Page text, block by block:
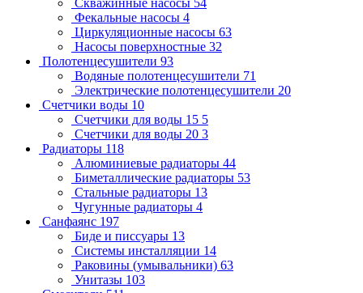
Скважинные насосы 54
Фекальные насосы 4
Циркуляционные насосы 63
Насосы поверхностные 32
Полотенцесушители 93
Водяные полотенцесушители 71
Электрические полотенцесушители 20
Счетчики воды 10
Счетчики для воды 15 5
Счетчики для воды 20 3
Радиаторы 118
Алюминиевые радиаторы 44
Биметаллические радиаторы 53
Стальные радиаторы 13
Чугунные радиаторы 4
Санфаянс 197
Биде и писсуары 13
Системы инсталляции 14
Раковины (умывальники) 63
Унитазы 103